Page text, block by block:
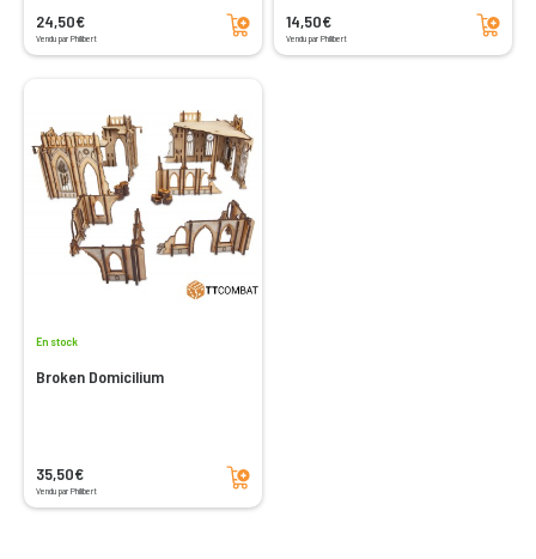
24,50€
Vendu par Philibert
Ajouter au panier 14,50€
Vendu par Philibert
Ajouter au panier
En stock
Broken Domicilium
35,50€
Vendu par Philibert
Ajouter au panier